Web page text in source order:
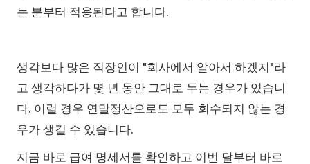
는 분부터 적용된다고 합니다.
생각보다 많은 직장인이 "회사에서 알아서 하겠지"라
고 생각하다가 몇 년 동안 그대로 두는 경우가 있습니
다. 이럴 경우 연말정산으로도 모두 회수되지 않는 경
우가 생길 수 있습니다.
지금 바로 급여 명세서를 확인하고 이번 달부터 바로